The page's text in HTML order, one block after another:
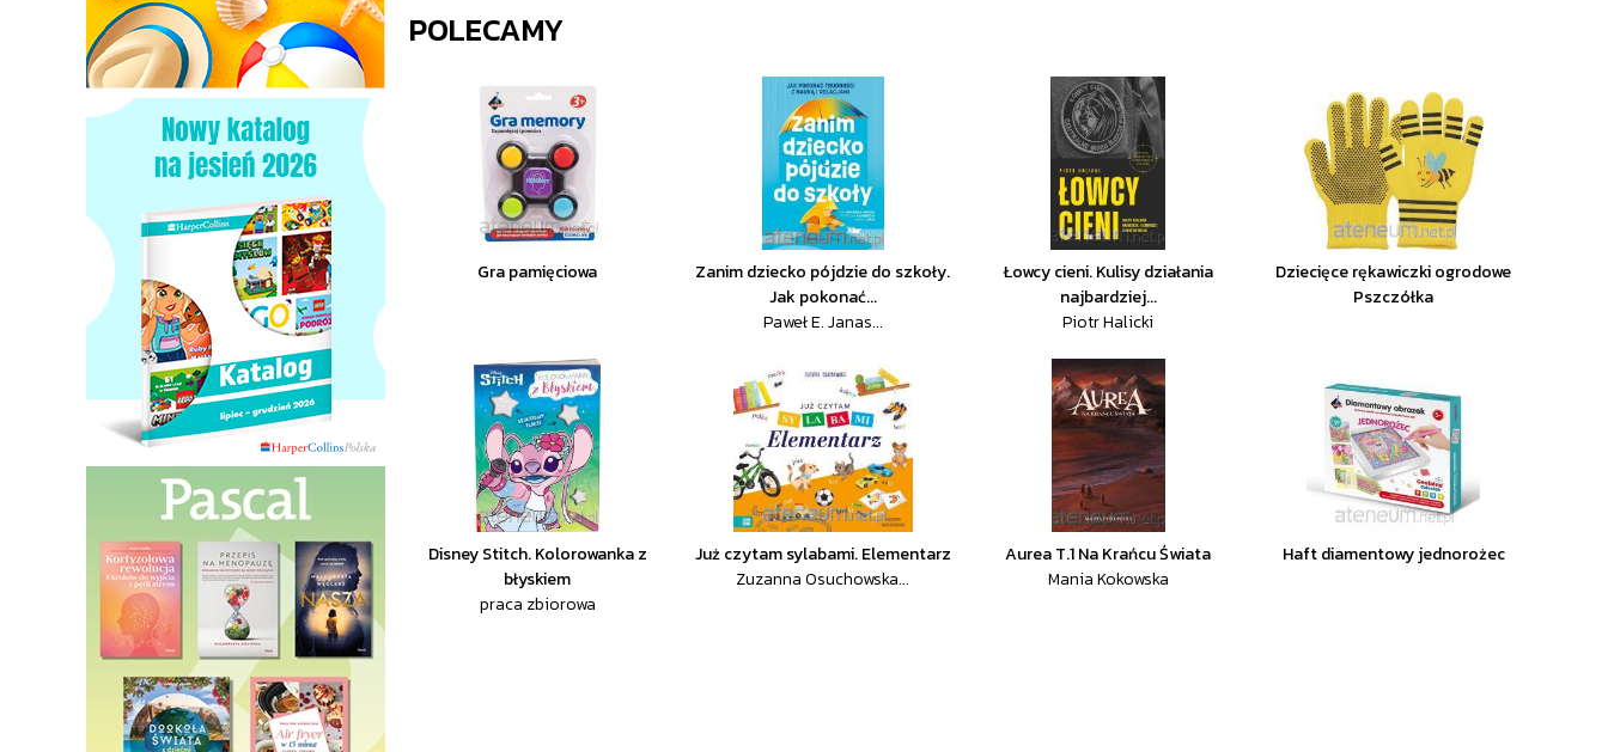
POLECAMY
Gra pamięciowa
Zanim dziecko pójdzie do szkoły.
Jak pokonać...
Paweł E. Janas...
Łowcy cieni. Kulisy działania
najbardziej...
Piotr Halicki
Dziecięce rękawiczki ogrodowe
Pszczółka
Disney Stitch. Kolorowanka z
błyskiem
praca zbiorowa
Już czytam sylabami. Elementarz
Zuzanna Osuchowska...
Aurea T.1 Na Krańcu Świata
Mania Kokowska
Haft diamentowy jednorożec